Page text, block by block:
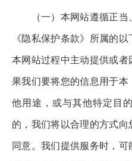
（一）本网站遵循正当
《隐私保护条款》所属的
本网站过程中主动提供或
果我们要将您的信息用于
他用途，或与其他特定目
的，我们将以合理的方式
同意。我们提供服务时，